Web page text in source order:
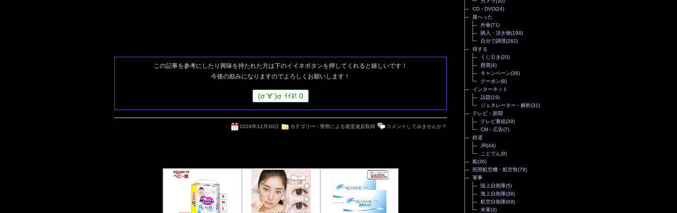
この記事を参考にしたり興味を持たれた方は下のイイネボタンを押してくれると嬉しいです！
今後の励みになりますのでよろしくお願いします！
(σ´∀`)σ ｲｲﾈ! 0
2024年12月30日 カテゴリー : 警察による速度違反取締 コメントしてみませんか？
CD・DVD(24)
腹へった
外食(71)
購入・頂き物(198)
自分で調理(282)
得する
くじ引き(20)
懸賞(4)
キャンペーン(36)
クーポン(8)
インターネット
話題(19)
ジェネレーター・解析(31)
テレビ・新聞
テレビ番組(39)
CM・広告(7)
鉄道
JR(44)
ことでん(9)
船(36)
民間航空機・航空祭(79)
軍事
陸上自衛隊(5)
海上自衛隊(38)
航空自衛隊(69)
米軍(3)